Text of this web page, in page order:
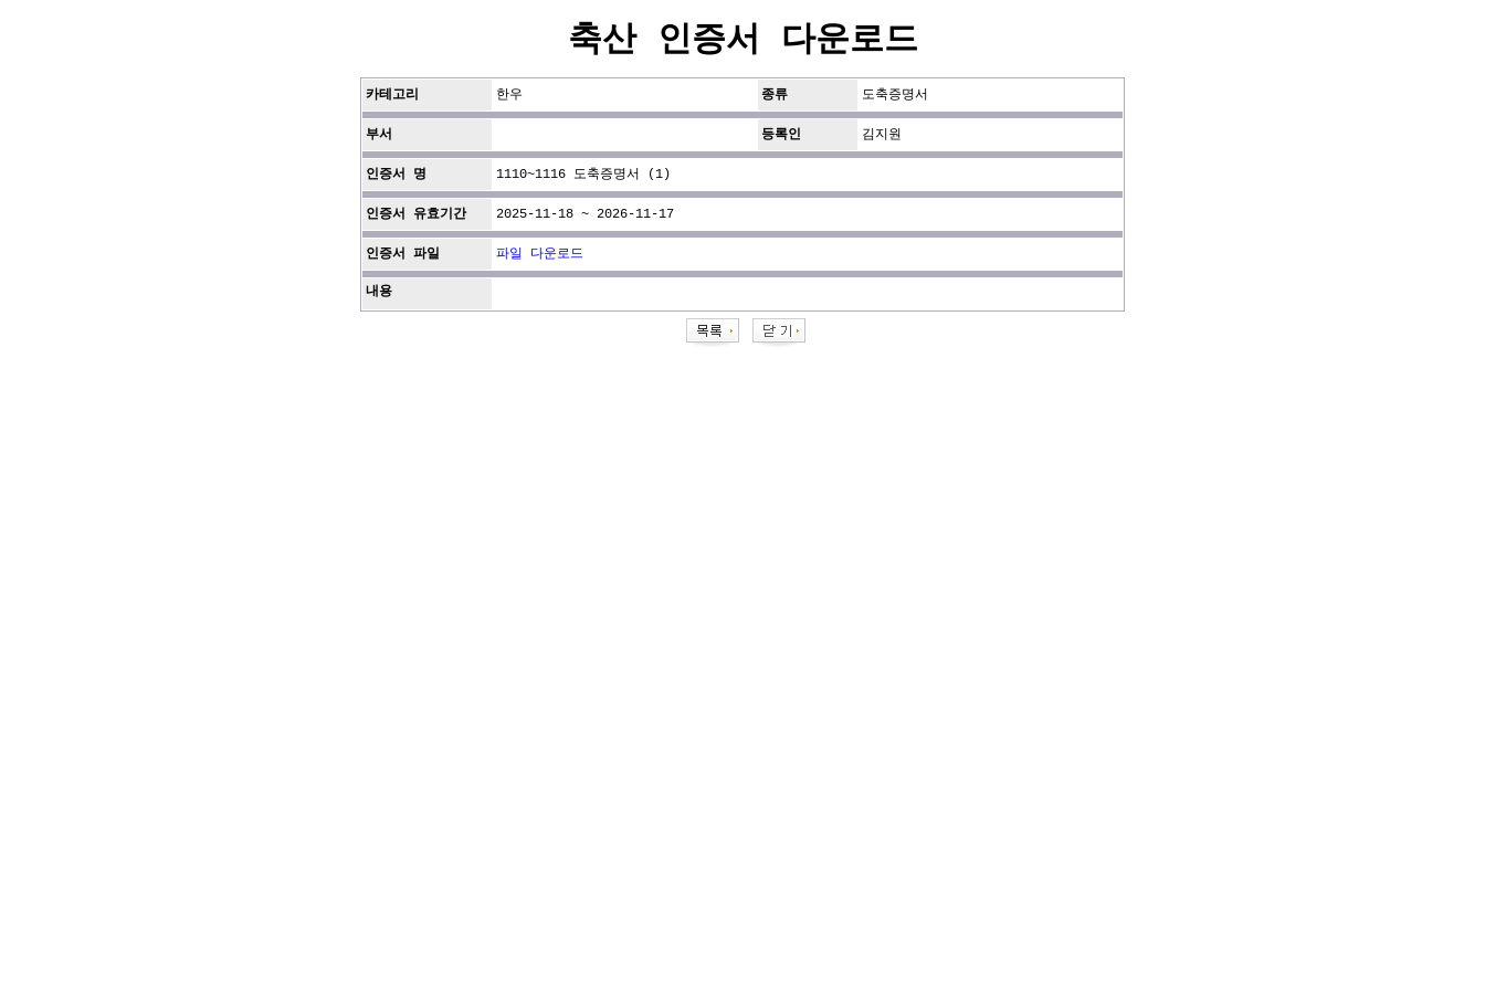
축산 인증서 다운로드
카테고리 한우 종류 도축증명서
부서 등록인 김지원
인증서 명 1110~1116 도축증명서 (1)
인증서 유효기간 2025-11-18 ~ 2026-11-17
인증서 파일 파일 다운로드
내용